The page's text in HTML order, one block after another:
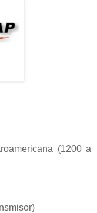
(1200 a